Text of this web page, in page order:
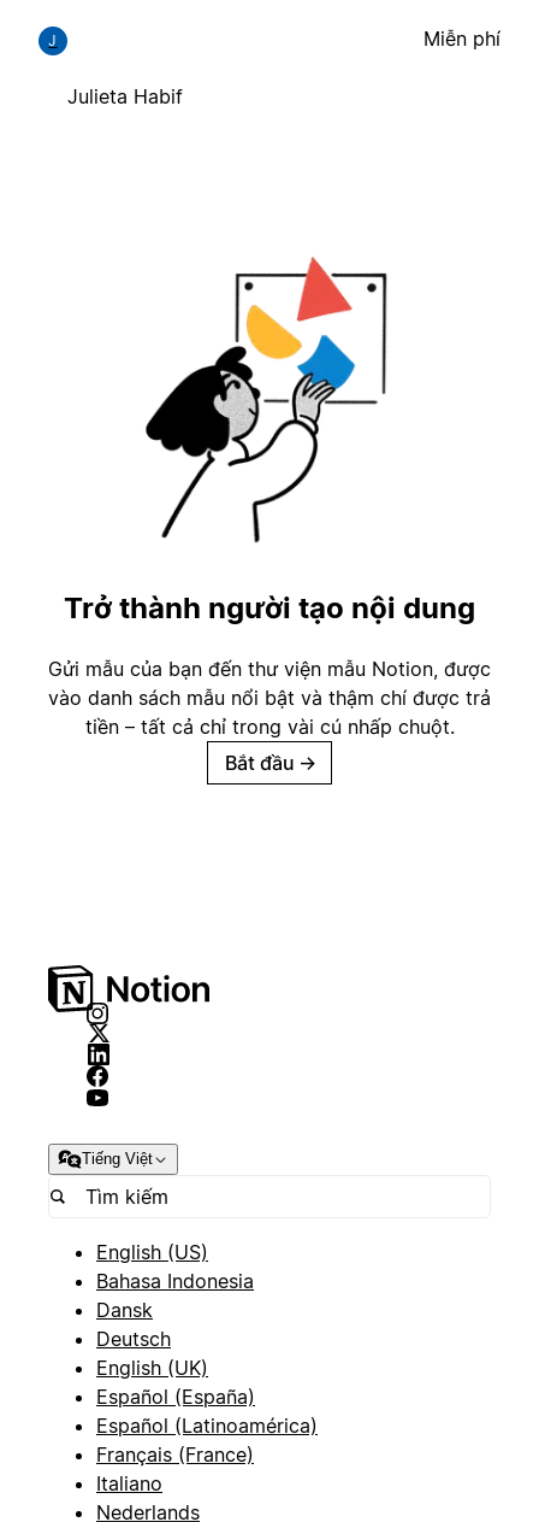
J
Julieta Habif
Miễn phí
Trở thành người tạo nội dung
Gửi mẫu của bạn đến thư viện mẫu Notion, được
vào danh sách mẫu nổi bật và thậm chí được trả
tiền – tất cả chỉ trong vài cú nhấp chuột.
Bắt đầu →
Tiếng Việt
English (US)
Bahasa Indonesia
Dansk
Deutsch
English (UK)
Español (España)
Español (Latinoamérica)
Français (France)
Italiano
Nederlands